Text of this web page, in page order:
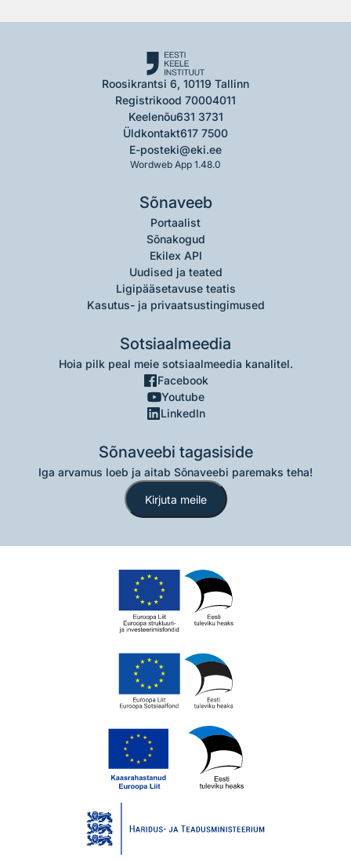
Roosikrantsi 6, 10119 Tallinn
Registrikood 70004011
Keelenõu631 3731
Üldkontakt617 7500
E-posteki@eki.ee
Wordweb App 1.48.0
Sõnaveeb
Portaalist
Sõnakogud
Ekilex API
Uudised ja teated
Ligipääsetavuse teatis
Kasutus- ja privaatsustingimused
Sotsiaalmeedia
Hoia pilk peal meie sotsiaalmeedia kanalitel.
Facebook
Youtube
LinkedIn
Sõnaveebi tagasiside
Iga arvamus loeb ja aitab Sõnaveebi paremaks teha!
Kirjuta meile